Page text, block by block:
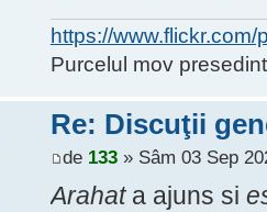
https://
Purcelul mov
Re: Discuţii
de 133» Sâm 03 Sep
Arahata ajuns si